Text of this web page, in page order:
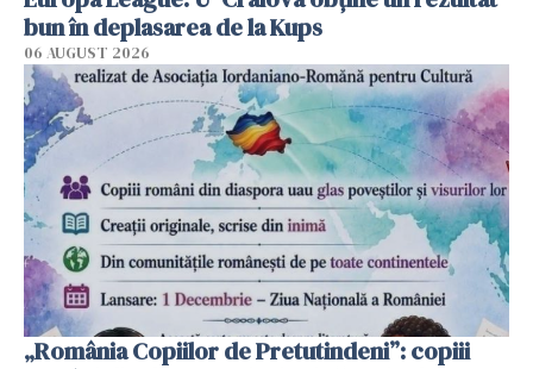
bun în deplasarea de la Kups
06 AUGUST 2026
„România Copiilor de Pretutindeni”: copiii